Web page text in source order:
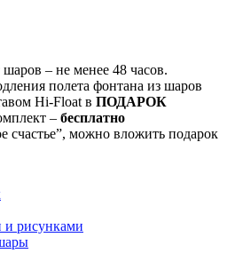
– не менее 48 часов.
полета фонтана из шаров
Hi-Float в ПОДАРОК
– бесплатно
счастье”, можно вложить подарок
рисунками